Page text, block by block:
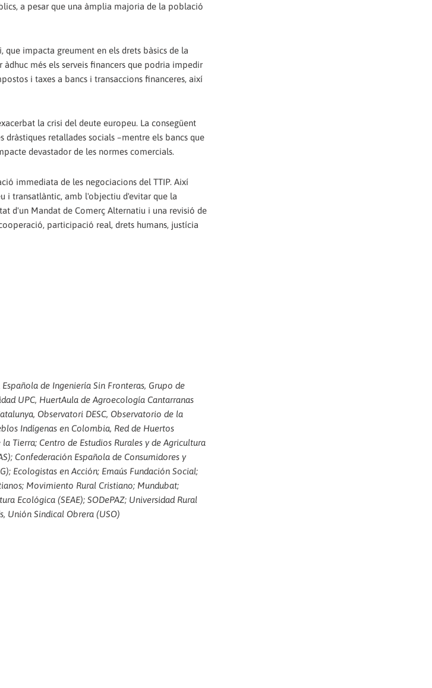
a pesar que una àmplia majoria de la població
impacta greument en els drets bàsics de la
més els serveis financers que podria impedir
i taxes a bancs i transaccions financeres, així
la crisi del deute europeu. La consegüent
retallades socials –mentre els bancs que
devastador de les normes comercials.
immediata de les negociacions del TTIP. Així
i transatlàntic, amb l'objectiu d'evitar que la
d'un Mandat de Comerç Alternatiu i una revisió de
participació real, drets humans, justícia
Española de Ingeniería Sin Fronteras, Grupo de
UPC, HuertAula de Agroecología Cantarranas
Observatori DESC, Observatorio de la
Indígenas en Colombia, Red de Huertos
Tierra; Centro de Estudios Rurales y de Agricultura
Confederación Española de Consumidores y
Ecologistas en Acción; Emaús Fundación Social;
Movimiento Rural Cristiano; Mundubat;
Ecológica (SEAE); SODePAZ; Universidad Rural
Unión Sindical Obrera (USO)